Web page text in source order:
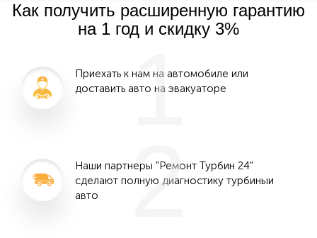
Как получить расширенную гарантию
на 1 год и скидку 3%
Приехать к нам на автомобиле или
доставить авто на эвакуаторе
1
Наши партнеры "Ремонт Турбин 24"
сделают полную диагностику турбиныи
авто
2